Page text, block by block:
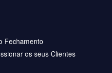
Fechamento
os seus Clientes